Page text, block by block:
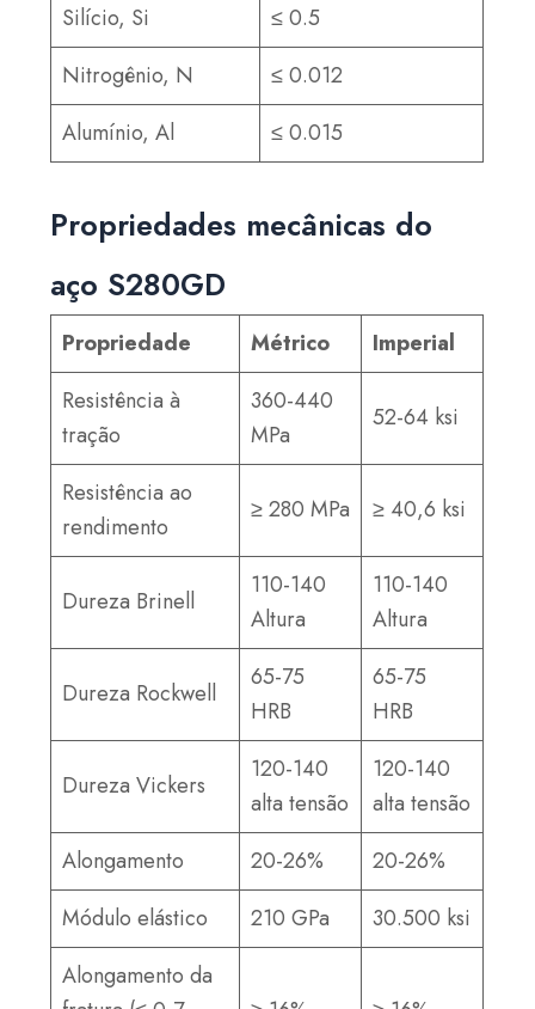
Silício, Si
≤ 0.5
Nitrogênio, N
≤ 0.012
Alumínio, Al
≤ 0.015
Propriedades mecânicas do
aço S280GD
Propriedade Métrico
Imperial
Resistência à
tração
360-440
MPa
52-64 ksi
Resistência ao
rendimento
≥ 280 MPa ≥ 40,6 ksi
Dureza Brinell
110-140
Altura
110-140
Altura
Dureza Rockwell
65-75
HRB
65-75
HRB
Dureza Vickers
120-140
alta tensão
120-140
alta tensão
Alongamento
20-26%
20-26%
Módulo elástico
210 GPa
30.500 ksi
Alongamento da